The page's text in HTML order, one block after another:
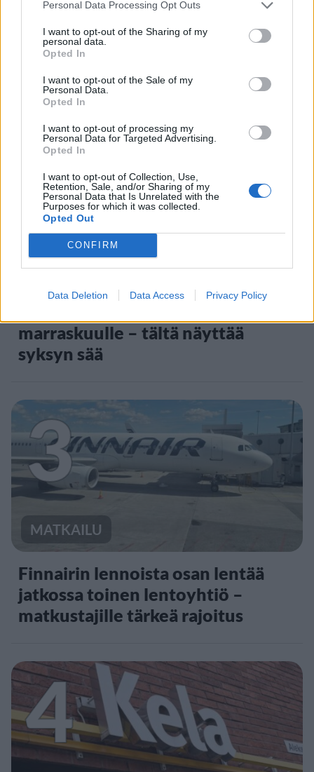
Personal Data Processing Opt Outs
I want to opt-out of the Sharing of my
personal data.
Opted In
I want to opt-out of the Sale of my
Personal Data.
Opted In
I want to opt-out of processing my
Personal Data for Targeted Advertising.
Opted In
I want to opt-out of Collection, Use,
Retention, Sale, and/or Sharing of my
Personal Data that Is Unrelated with the
Purposes for which it was collected.
Opted Out
CONFIRM
Data Deletion Data Access Privacy Policy
UUTISET
Leskeneläke ei kuulu kaikille –
Kela muistuttaa tärkeästä
ikärajasta
2
VIIHDEUUTISET
marraskuulle – tältä näyttää
syksyn sää
3
MATKAILU
Finnairin lennoista osan lentää
jatkossa toinen lentoyhtiö –
matkustajille tärkeä rajoitus
4